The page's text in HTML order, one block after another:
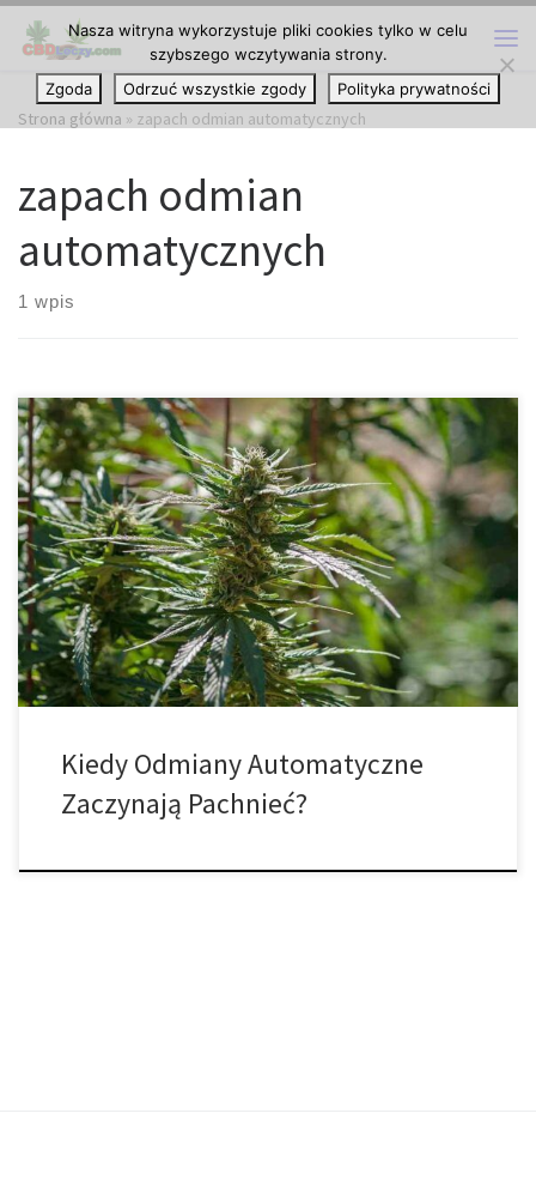
Przejdź do treści
Strona główna » zapach odmian automatycznych
zapach odmian
automatycznych
1 wpis
Uprawa konopi indyjskich jest nadal nielegalna w wielu krajach na
całym świecie, hodowcy w pomieszczeniach zamkniętych starają
się wyeliminować zapach, ale może to być trudne, szczególnie
podczas kwitnienia. Wyeliminowanie zapachu w małych uprawach
można osiągnąć za pomocą filtrów węglowych lub dobrej
cyrkulacji powietrza, podczas gdy duże uprawy będą wymagały
bardziej […]
Kiedy Odmiany Automatyczne
Zaczynają Pachnieć?
Nasza witryna wykorzystuje pliki cookies tylko w celu
szybszego wczytywania strony.
Zgoda
Odrzuć wszystkie zgody Polityka prywatności